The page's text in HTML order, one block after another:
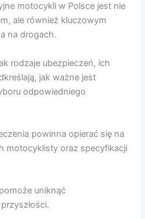
motocykli w Polsce jest nie
ale również kluczowym
na drogach.
rodzaje ubezpieczeń, ich
jak ważne jest
odpowiedniego
powinna opierać się na
motocyklisty oraz specyfikacji
uniknąć